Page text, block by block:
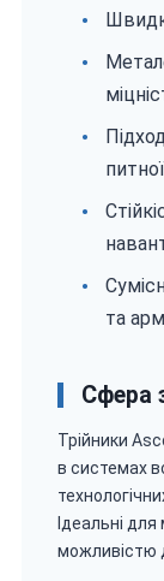
та
Сфера
Трійники
в системах
Ідеальні
можливістю